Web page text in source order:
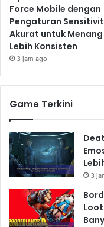
Force Mobile dengan
Pengaturan
Akurat untuk Menang
Lebih Konsisten
3 jam ago
Game Terkini
3